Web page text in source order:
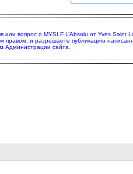
или вопрос о MYSLF L’Absolu от Yves
правом, и разрешаете публикацию
Администрации сайта.